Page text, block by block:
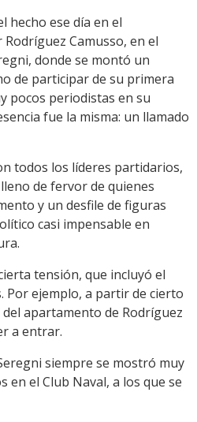
hecho ese día en el
Camusso, en el
donde se montó un
de participar de su primera
pocos periodistas en su
fue la misma: un llamado
todos los líderes partidarios,
de fervor de quienes
y un desfile de figuras
casi impensable en
tensión, que incluyó el
Por ejemplo, a partir de cierto
apartamento de Rodríguez
a entrar.
siempre se mostró muy
en el Club Naval, a los que se